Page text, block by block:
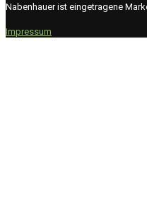
Nabenhauer ist eingetragene
Impressum